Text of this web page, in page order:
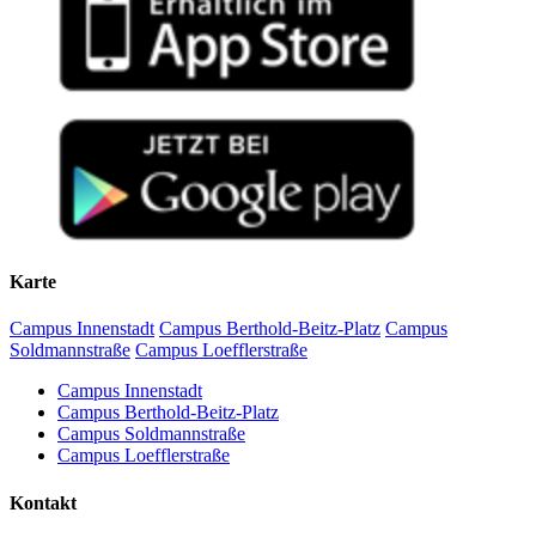
Karte
Campus Innenstadt Campus Berthold-Beitz-Platz Campus
Soldmannstraße Campus Loefflerstraße
Campus Innenstadt
Campus Berthold-Beitz-Platz
Campus Soldmannstraße
Campus Loefflerstraße
Kontakt